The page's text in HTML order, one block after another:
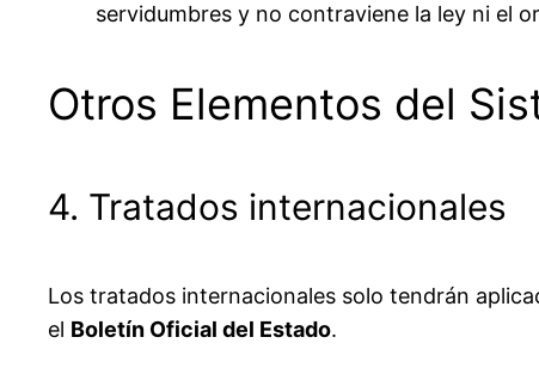
servidumbres y no contraviene la ley ni el
Otros Elementos del
4. Tratados internacionales
Los tratados internacionales solo tendrán
el Boletín Oficial del Estado.